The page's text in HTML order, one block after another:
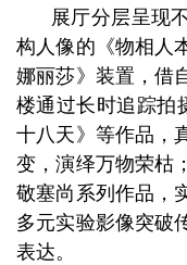
展厅分层呈现
构人像的《物相人
娜丽莎》装置，借
楼通过长时追踪拍
十八天》等作品，
变，演绎万物荣枯
敬塞尚系列作品，
多元实验影像突破
表达。